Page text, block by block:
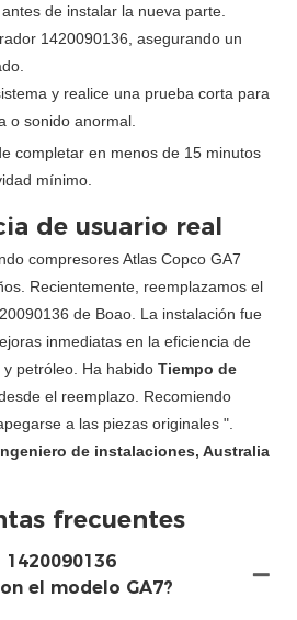
de instalar la nueva parte.
1420090136, asegurando un
y realice una prueba corta para
o sonido anormal.
completar en menos de 15 minutos
mínimo.
de usuario real
compresores Atlas Copco GA7
Recientemente, reemplazamos el
de Boao. La instalación fue
inmediatas en la eficiencia de
petróleo. Ha habido Tiempo de
el reemplazo. Recomiendo
a las piezas originales ".
de instalaciones, Australia
frecuentes
el modelo GA7?